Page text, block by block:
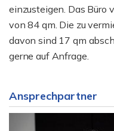
einzusteigen. Das Büro
von 84 qm. Die zu
davon sind 17 qm
gerne auf Anfrage.
Ansprechpartner